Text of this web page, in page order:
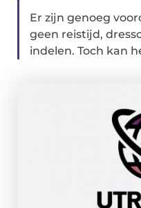
Er zijn genoeg
geen reistijd,
indelen. Toch kan